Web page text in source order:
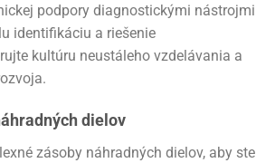
podpory diagnostickými nástrojmi
identifikáciu a riešenie
kultúru neustáleho vzdelávania a
dielov
zásoby náhradných dielov, aby ste